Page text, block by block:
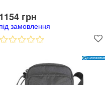
1154 грн
під замовлення